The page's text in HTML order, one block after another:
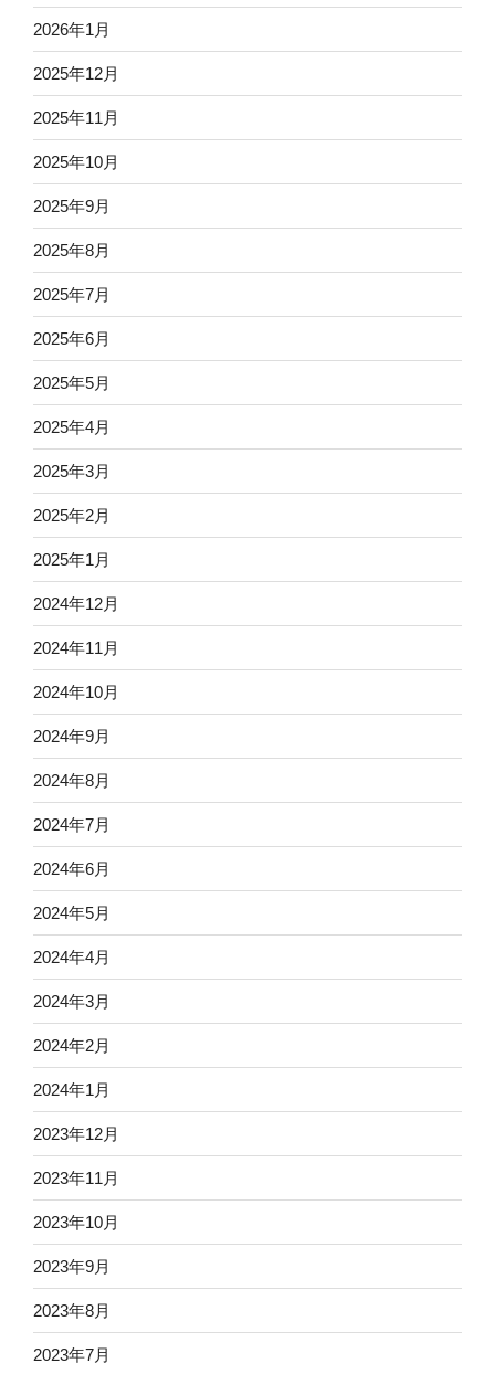
2026年1月
2025年12月
2025年11月
2025年10月
2025年9月
2025年8月
2025年7月
2025年6月
2025年5月
2025年4月
2025年3月
2025年2月
2025年1月
2024年12月
2024年11月
2024年10月
2024年9月
2024年8月
2024年7月
2024年6月
2024年5月
2024年4月
2024年3月
2024年2月
2024年1月
2023年12月
2023年11月
2023年10月
2023年9月
2023年8月
2023年7月